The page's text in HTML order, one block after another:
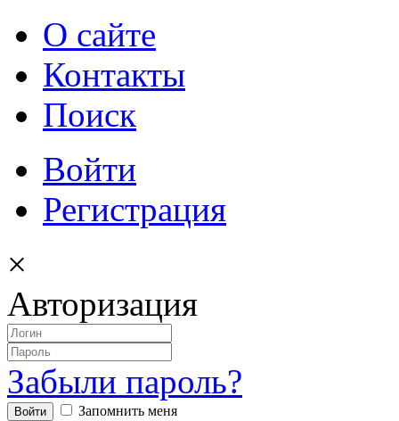
О сайте
Контакты
Поиск
Войти
Регистрация
×
Авторизация
Забыли пароль?
Запомнить меня